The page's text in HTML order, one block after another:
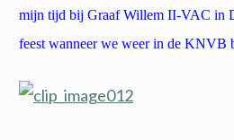
mijn tijd bij Graaf Willem II-VAC in
feest wanneer we weer in de KNVB